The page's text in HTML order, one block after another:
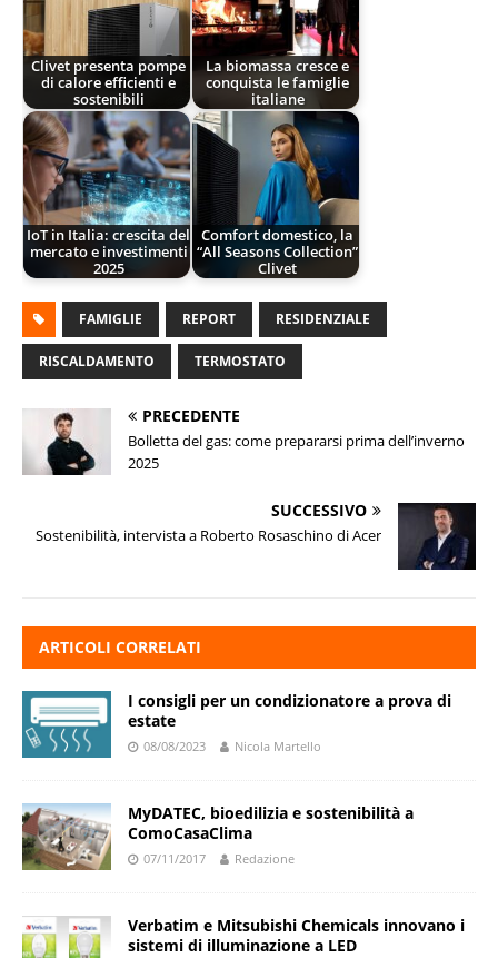
Clivet presenta pompe
di calore efficienti e
sostenibili
La biomassa cresce e
conquista le famiglie
italiane
IoT in Italia: crescita del
mercato e investimenti
2025
Comfort domestico, la
“All Seasons Collection”
Clivet
FAMIGLIE REPORT RESIDENZIALE
RISCALDAMENTO TERMOSTATO
PRECEDENTE
Bolletta del gas: come prepararsi prima dell’inverno
2025
SUCCESSIVO
Sostenibilità, intervista a Roberto Rosaschino di Acer
ARTICOLI CORRELATI
I consigli per un condizionatore a prova di
estate
08/08/2023 Nicola Martello
MyDATEC, bioedilizia e sostenibilità a
ComoCasaClima
07/11/2017 Redazione
Verbatim e Mitsubishi Chemicals innovano i
sistemi di illuminazione a LED